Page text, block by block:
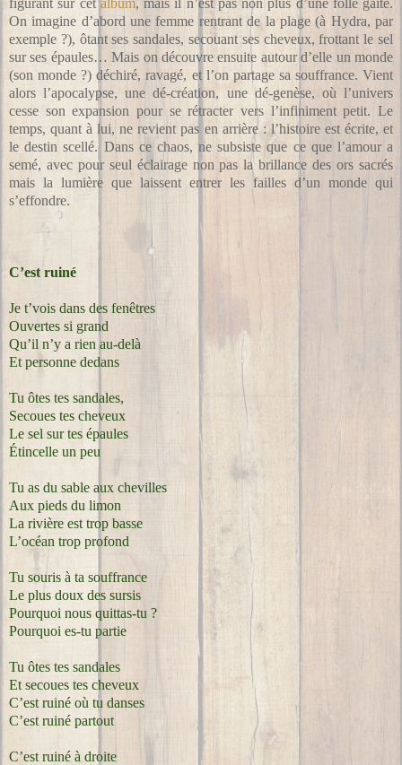
On imagine d’abord une femme rentrant de la plage (à Hydra, par
exemple ?), ôtant ses sandales, secouant ses cheveux, frottant le sel
sur ses épaules… Mais on découvre ensuite autour d’elle un monde
(son monde ?) déchiré, ravagé, et l’on partage sa souffrance. Vient
alors l’apocalypse, une dé-création, une dé-genèse, où l’univers
cesse son expansion pour se rétracter vers l’infiniment petit. Le
temps, quant à lui, ne revient pas en arrière : l’histoire est écrite, et
le destin scellé. Dans ce chaos, ne subsiste que ce que l’amour a
semé, avec pour seul éclairage non pas la brillance des ors sacrés
mais la lumière que laissent entrer les failles d’un monde qui
s’effondre.
C’est ruiné
Je t’vois dans des fenêtres
Ouvertes si grand
Qu’il n’y a rien au-delà
Et personne dedans
Tu ôtes tes sandales,
Secoues tes cheveux
Le sel sur tes épaules
Étincelle un peu
Tu as du sable aux chevilles
Aux pieds du limon
La rivière est trop basse
L’océan trop profond
Tu souris à ta souffrance
Le plus doux des sursis
Pourquoi nous quittas-tu ?
Pourquoi es-tu partie
Tu ôtes tes sandales
Et secoues tes cheveux
C’est ruiné où tu danses
C’est ruiné partout
C’est ruiné à droite